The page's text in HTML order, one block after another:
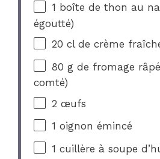
1 boîte de thon au
égoutté)
20 cl de crème
80 g de fromage
comté)
2 œufs
1 oignon émincé
1 cuillère à soupe